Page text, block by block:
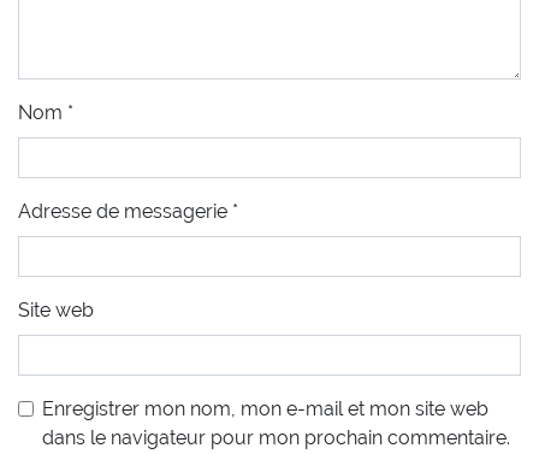
Nom *
Adresse de messagerie *
Site web
Enregistrer mon nom, mon e-mail et mon site web
dans le navigateur pour mon prochain commentaire.